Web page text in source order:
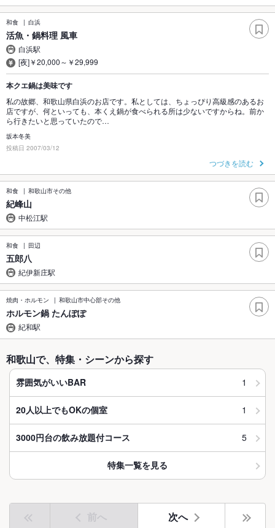
和食 白浜
活魚・鍋料理 風車
白浜駅
[夜]￥20,000～￥29,999
本クエ鍋は美味です
私の故郷、和歌山県白浜のお店です。私としては、ちょっぴり高級感のあるお
店ですが、何といっても、本くえ鍋が食べられる所は少ないですからね。前か
ら行きたいと思っていたので…
坂本冬美
投稿日 2007/03/12
つづきを読む
和食 和歌山市その他
紀峰山
中松江駅
和食 田辺
五郎八
紀伊新庄駅
焼肉・ホルモン 和歌山市中心部その他
ホルモン鍋 たんぽぽ
紀和駅
和歌山で、特集・シーンから探す
雰囲気がいいBAR 1
20人以上でもOKの個室 1
3000円台の飲み放題付コース 5
特集一覧を見る
前へ 次へ